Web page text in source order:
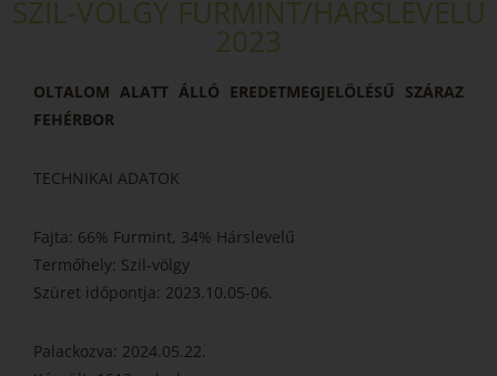
SZIL-VÖLGY FURMINT/HÁRSLEVELŰ
2023
OLTALOM ALATT ÁLLÓ EREDETMEGJELÖLÉSŰ SZÁRAZ
FEHÉRBOR
TECHNIKAI ADATOK
Fajta: 66% Furmint, 34% Hárslevelű
Termőhely: Szil-völgy
Szüret időpontja: 2023.10.05-06.
Palackozva: 2024.05.22.